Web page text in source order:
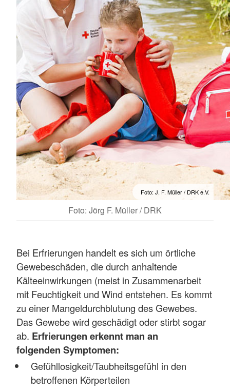
Foto: J. F. Müller / DRK e.V.
Foto: Jörg F. Müller / DRK
Bei Erfrierungen handelt es sich um örtliche
Gewebeschäden, die durch anhaltende
Kälteeinwirkungen (meist in Zusammenarbeit
mit Feuchtigkeit und Wind entstehen. Es kommt
zu einer Mangeldurchblutung des Gewebes.
Das Gewebe wird geschädigt oder stirbt sogar
ab. Erfrierungen erkennt man an
folgenden Symptomen:
Gefühllosigkeit/Taubheitsgefühl in den
betroffenen Körperteilen